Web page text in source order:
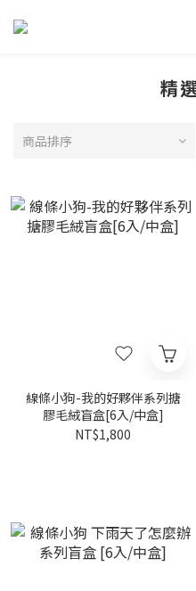
精
商品排序
線條小狗-我的好夥伴系列搪
膠毛絨盲盒[6入/中盒]
NT$1,800